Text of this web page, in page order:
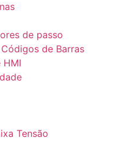
de passo
de Barras
HMI
Tensão